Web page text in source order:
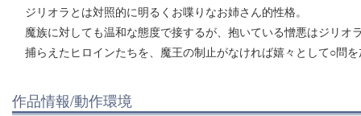
ジリオラとは対照的に明るくお喋りなお姉さん的性格。
魔族に対しても温和な態度で接するが、抱いている憎悪はジリオ
捕らえたヒロインたちを、魔王の制止がなければ嬉々として○問
作品情報/動作環境